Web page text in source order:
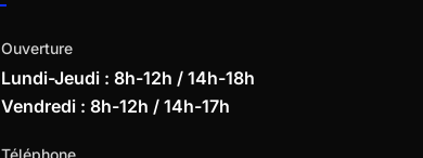
Ouverture
Lundi-Jeudi : 8h-12h / 14h-18h
Vendredi : 8h-12h / 14h-17h
Téléphone